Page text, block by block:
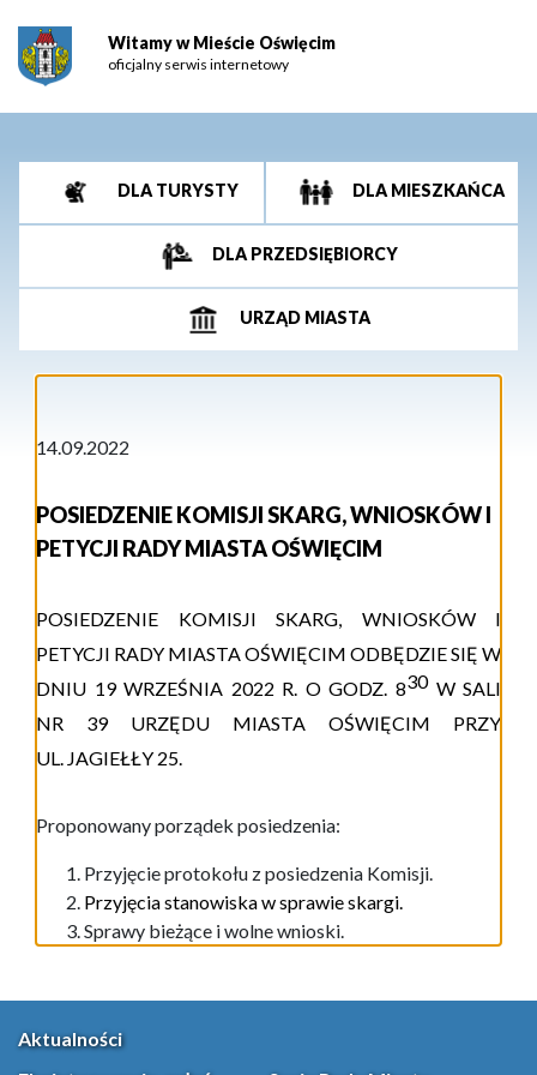
Witamy w Mieście Oświęcim
oficjalny serwis internetowy
DLA TURYSTY DLA MIESZKAŃCA
DLA PRZEDSIĘBIORCY
URZĄD MIASTA
14.09.2022
POSIEDZENIE KOMISJI SKARG, WNIOSKÓW I
PETYCJI RADY MIASTA OŚWIĘCIM
POSIEDZENIE KOMISJI SKARG, WNIOSKÓW I
PETYCJI RADY MIASTA OŚWIĘCIM ODBĘDZIE SIĘ W
DNIU 19WRZEŚNIA 2022 R. O GODZ. 830 W SALI
NR 39URZĘDU MIASTA OŚWIĘCIM PRZY
UL. JAGIEŁŁY 25.
Proponowany porządek posiedzenia:
Przyjęcie protokołu z posiedzenia Komisji.
Przyjęcia stanowiska w sprawie skargi.
Sprawy bieżące i wolne wnioski.
Aktualności